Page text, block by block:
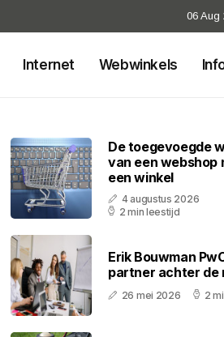
06 Aug
Internet Webwinkels
De toegevoegde
van een webshop
een winkel
4 augustus 2026
2 min leestijd
Erik Bouwman
partner achter de
26 mei 2026 2